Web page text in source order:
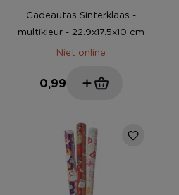
Cadeautas Sinterklaas -
multikleur - 22.9x17.5x10 cm
Niet online
0,99